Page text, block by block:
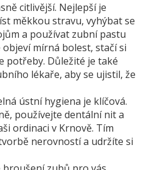
citlivější. Nejlepší je
měkkou stravu, vyhýbat se
a používat zubní pastu
mírná bolest, stačí si
potřeby. Důležité je také
lékaře, aby se ujistil, že
ústní hygiena je klíčová.
používejte dentální nit a
ordinaci v Krnově. Tím
nerovností a udržíte si